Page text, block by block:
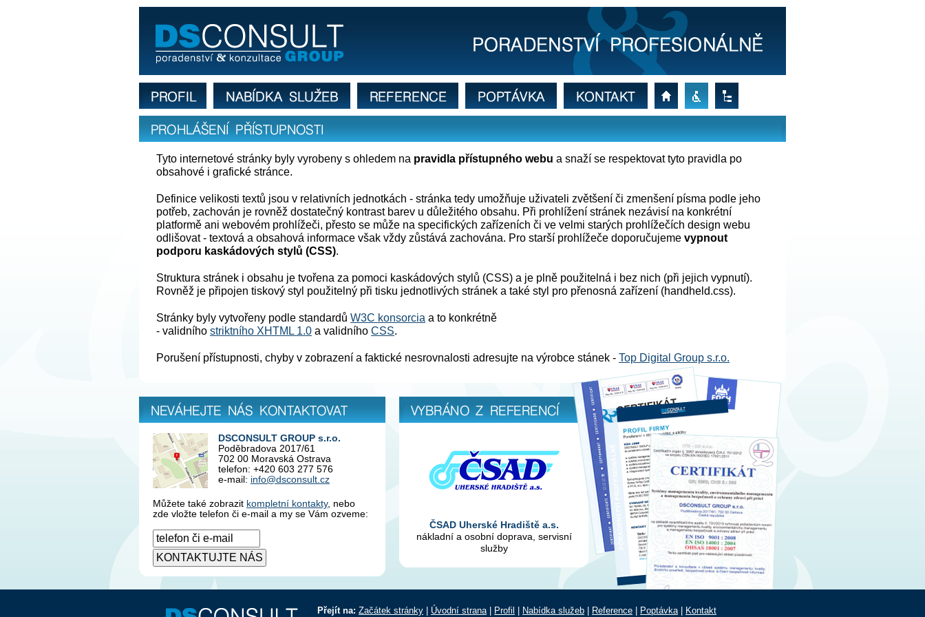
Prohlášení přístupnosti webové prezentace společnosti DSCONSULT GROUP
profil firmy nabídka služeb reference poptávka kontakt
úvodní
strana
prohlášení
přístupnosti
mapa
webu
Prohlášení přístupnosti
Tyto internetové stránky byly vyrobeny s ohledem na pravidla přístupného webu a snaží se respektovat tyto pravidla po
obsahové i grafické stránce.
Definice velikosti textů jsou v relativních jednotkách - stránka tedy umožňuje uživateli zvětšení či zmenšení písma podle jeho
potřeb, zachován je rovněž dostatečný kontrast barev u důležitého obsahu. Při prohlížení stránek nezávisí na konkrétní
platformě ani webovém prohlížeči, přesto se může na specifických zařízeních či ve velmi starých prohlížečích design webu
odlišovat - textová a obsahová informace však vždy zůstává zachována. Pro starší prohlížeče doporučujeme vypnout
podporu kaskádových stylů (CSS).
Struktura stránek i obsahu je tvořena za pomoci kaskádových stylů (CSS) a je plně použitelná i bez nich (při jejich vypnutí).
Rovněž je připojen tiskový styl použitelný při tisku jednotlivých stránek a také styl pro přenosná zařízení (handheld.css).
Stránky byly vytvořeny podle standardů W3C konsorcia a to konkrétně
- validního striktního XHTML 1.0 a validního CSS.
Porušení přístupnosti, chyby v zobrazení a faktické nesrovnalosti adresujte na výrobce stánek - Top Digital Group s.r.o.
Neváhejte nás kontaktovat
DSCONSULT GROUP s.r.o.
Poděbradova 2017/61
702 00 Moravská Ostrava
telefon: +420 603 277 576
e-mail: info@dsconsult.cz
Můžete také zobrazit kompletní kontakty, nebo
zde vložte telefon či e-mail a my se Vám ozveme:
Vybráno z referencí
ČSAD Uherské Hradiště a.s.
nákladní a osobní doprava, servisní
služby
Přejít na: Začátek stránky Úvodní strana| Profil Nabídka služeb Reference Poptávka| Kontakt